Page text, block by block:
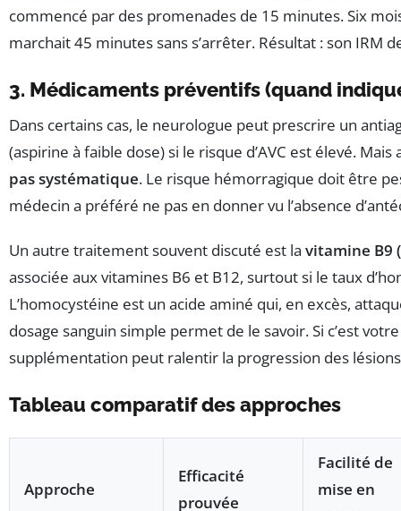
commencé par des promenades de 15 minutes. Six
marchait 45 minutes sans s’arrêter. Résultat : son IRM
3. Médicaments préventifs (quand
Dans certains cas, le neurologue peut prescrire un
(aspirine à faible dose) si le risque d’AVC est élevé.
pas systématique. Le risque hémorragique doit être
médecin a préféré ne pas en donner vu l’absence
Un autre traitement souvent discuté est la vitamine B9
associée aux vitamines B6 et B12, surtout si le taux
L’homocystéine est un acide aminé qui, en excès,
dosage sanguin simple permet de le savoir. Si c’est
supplémentation peut ralentir la progression des
Tableau comparatif des approches
Approche
Efficacité
prouvée
Facilité de
mise en